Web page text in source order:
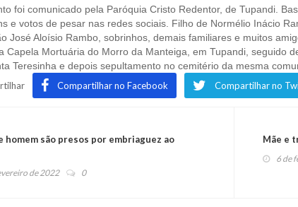
foi comunicado pela Paróquia Cristo Redentor, de Tupandi.
e votos de pesar nas redes sociais. Filho de Normélio Inácio
José Aloísio Rambo, sobrinhos, demais familiares e muitos
Capela Mortuária do Morro da Manteiga, em Tupandi, seguido
Teresinha e depois sepultamento no cemitério da mesma
Compartilhar no Facebook Compartilhar no
homem são presos por embriaguez ao
de 2022 0
Mãe e
6 de